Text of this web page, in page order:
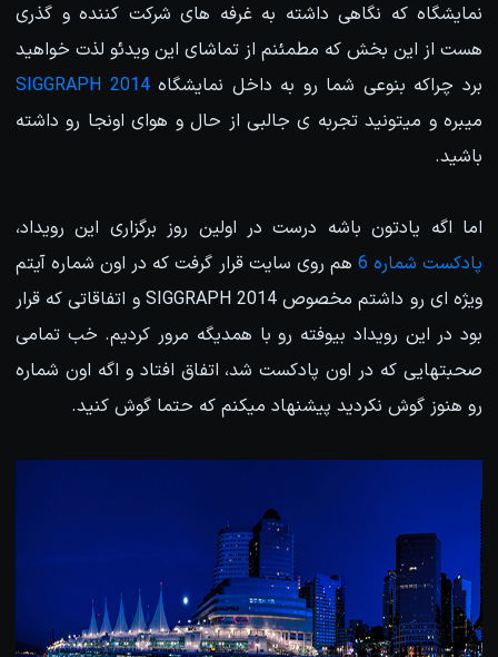
نمایشگاه که نگاهی داشته به غرفه های شرکت کننده و گذری
هست از این بخش که مطمئنم از تماشای این ویدئو لذت خواهید
برد چراکه بنوعی شما رو به داخل نمایشگاهSIGGRAPH 2014
میبره و میتونید تجربه ی جالبی از حال و هوای اونجا رو داشته
باشید.
اما اگه یادتون باشه درست در اولین روز برگزاری این رویداد،
پادکست شماره 6
هم روی سایت قرار گرفت که در اون شماره آیتم
ویژه ای رو داشتم مخصوص SIGGRAPH 2014 و اتفاقاتی که قرار
بود در این رویداد بیوفته رو با همدیگه مرور کردیم. خب تمامی
صحبتهایی که در اون پادکست شد، اتفاق افتاد و اگه اون شماره
رو هنوز گوش نکردید پیشنهاد میکنم که حتما گوش کنید.